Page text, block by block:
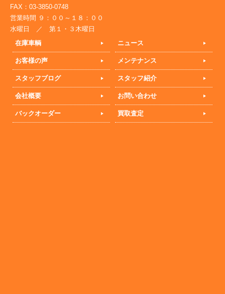
FAX：03-3850-0748
営業時間 ９：００～１８：００
水曜日 ／ 第１・３木曜日
在庫車輌
ニュース
お客様の声 メンテナンス
スタッフブログ スタッフ紹介
会社概要 お問い合わせ
バックオーダー 買取査定